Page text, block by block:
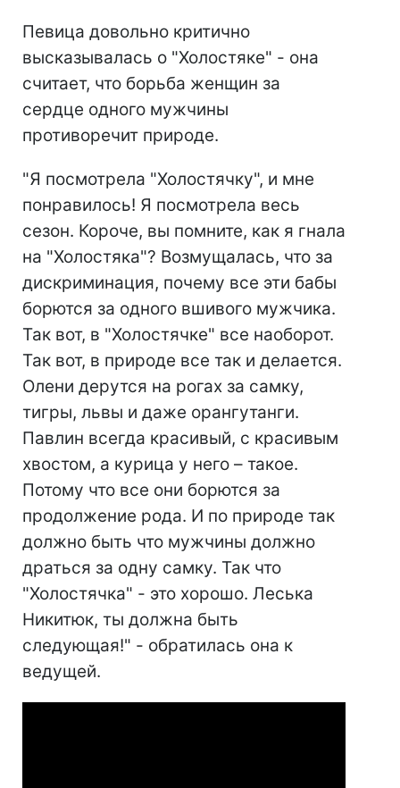
Певица довольно критично
высказывалась о "Холостяке" - она
считает, что борьба женщин за
сердце одного мужчины
противоречит природе.
"Я посмотрела "Холостячку", и мне
понравилось! Я посмотрела весь
сезон. Короче, вы помните, как я гнала
на "Холостяка"? Возмущалась, что за
дискриминация, почему все эти бабы
борются за одного вшивого мужчика.
Так вот, в "Холостячке" все наоборот.
Так вот, в природе все так и делается.
Олени дерутся на рогах за самку,
тигры, львы и даже орангутанги.
Павлин всегда красивый, с красивым
хвостом, а курица у него – такое.
Потому что все они борются за
продолжение рода. И по природе так
должно быть что мужчины должно
драться за одну самку. Так что
"Холостячка" - это хорошо. Леська
Никитюк, ты должна быть
следующая!" - обратилась она к
ведущей.